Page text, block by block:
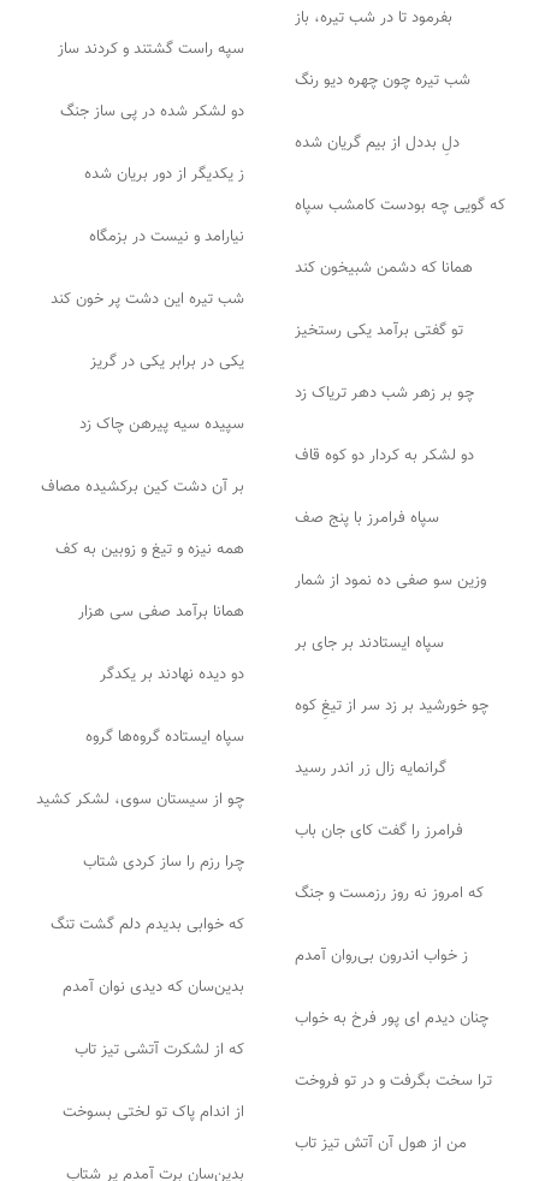
بفرمود تا در شب تیره، باز
سپه راست گشتند و کردند ساز
شب تیره چون چهره دیو رنگ
دو لشکر شده در پی ساز جنگ
دلِ بددل از بیم گریان شده
ز یکدیگر از دور بریان شده
که گویی چه بودست کامشب سپاه
نیارامد و نیست در بزمگاه
همانا که دشمن شبیخون کند
شب تیره این دشت پر خون کند
تو گفتی برآمد یکی رستخیز
یکی در برابر یکی در گریز
چو بر زهر شب دهر تریاک زد
سپیده سیه پیرهن چاک زد
دو لشکر به کردار دو کوه قاف
بر آن دشت کین برکشیده مصاف
سپاه فرامرز با پنج صف
همه نیزه و تیغ و زوبین به کف
وزین سو صفی ده نمود از شمار
همانا برآمد صفی سی هزار
سپاه ایستادند بر جای بر
دو دیده نهادند بر یکدگر
چو خورشید بر زد سر از تیغِ کوه
سپاه ایستاده گروه‌ها گروه
گرانمایه زال زر اندر رسید
چو از سیستان سوی، لشکر کشید
فرامرز را گفت کای جان باب
چرا رزم را ساز کردی شتاب
که امروز نه روز رزمست و جنگ
که خوابی بدیدم دلم گشت تنگ
ز خواب اندرون بی‌روان آمدم
بدین‌سان که دیدی نوان آمدم
چنان دیدم ای پور فرخ به خواب
که از لشکرت آتشی تیز تاب
ترا سخت بگرفت و در تو فروخت
از اندام پاک تو لختی بسوخت
من از هول آن آتش تیز تاب
بدین‌سان برت آمدم پر شتاب